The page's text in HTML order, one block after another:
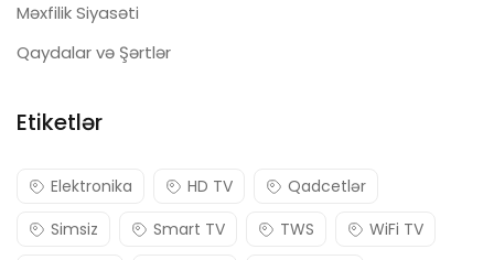
Məxfilik Siyasəti
Qaydalar və Şərtlər
Etiketlər
Elektronika HD TV
Qadcetlər
Simsiz
Smart TV TWS
WiFi TV